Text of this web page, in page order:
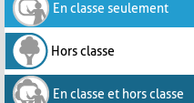
En classe seulement
Hors classe
En classe et hors classe